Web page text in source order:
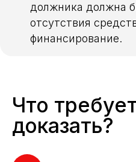
должника должна
отсутствия
финансирование.
Что
доказать?